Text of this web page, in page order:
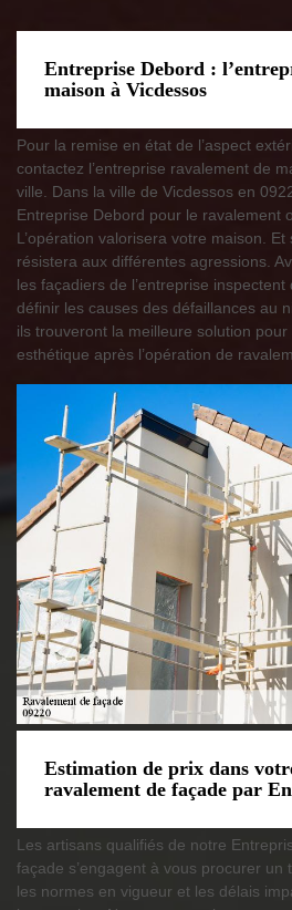
Entreprise Debord :
maison à Vicdessos
Pour la remise en état de l’aspect
contactez l’entreprise ravalement de
ville. Dans la ville de Vicdessos en
Entreprise Debord pour le ravalement
L’opération valorisera votre maison.
résistera aux différentes agressions.
les façadiers de l’entreprise inspectent
définir les causes des défaillances au
ils trouveront la meilleure solution
esthétique après l’opération de
Estimation de prix dans
ravalement de façade par
Les artisans qualifiés de notre
façade s’engagent à vous procurer un
les normes en vigueur et les délais